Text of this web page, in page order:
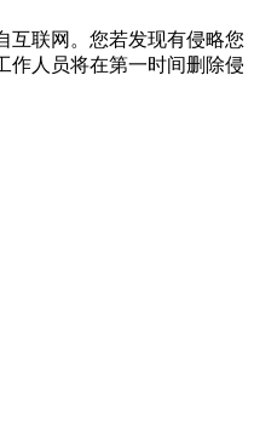
互联网。您若发现有侵略您
作人员将在第一时间删除侵